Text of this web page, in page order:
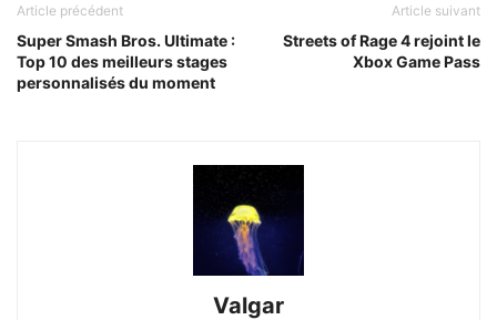
Article précédent
Super Smash Bros. Ultimate :
Top 10 des meilleurs stages
personnalisés du moment
Article suivant
Streets of Rage 4 rejoint le
Xbox Game Pass
Valgar